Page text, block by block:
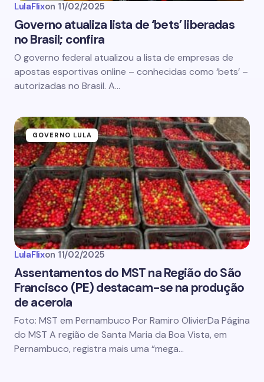
LulaFlixon 11/02/2025
Governo atualiza lista de ‘bets’ liberadas
no Brasil; confira
O governo federal atualizou a lista de empresas de
apostas esportivas online – conhecidas como ‘bets’ –
autorizadas no Brasil. A…
GOVERNO LULA
LulaFlixon 11/02/2025
Assentamentos do MST na Região do São
Francisco (PE) destacam-se na produção
de acerola
Foto: MST em Pernambuco Por Ramiro OlivierDa Página
do MST A região de Santa Maria da Boa Vista, em
Pernambuco, registra mais uma “mega…